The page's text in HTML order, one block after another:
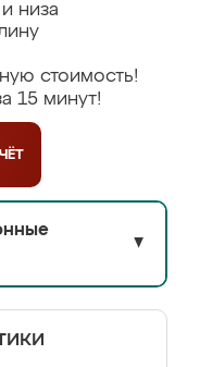
низа
стоимость!
15 минут!
▼